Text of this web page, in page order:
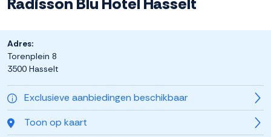
Exclusieve aanbiedingen beschikbaar
Toon op kaart
Adres:
Torenplein 8
3500 Hasselt